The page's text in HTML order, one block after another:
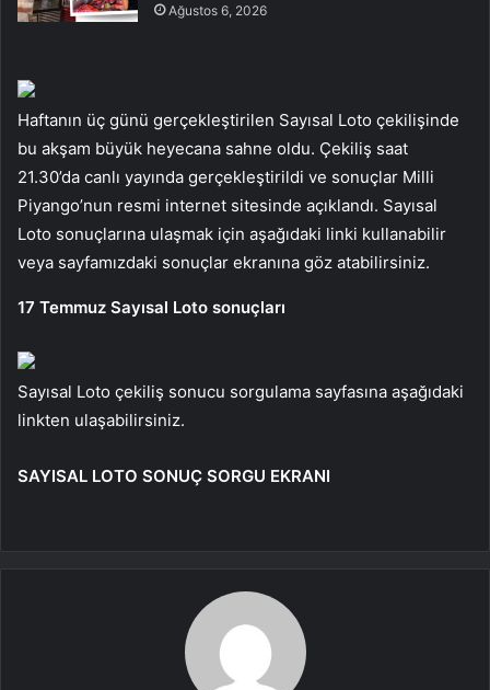
Ağustos 6, 2026
Haftanın üç günü gerçekleştirilen Sayısal Loto çekilişinde
bu akşam büyük heyecana sahne oldu. Çekiliş saat
21.30’da canlı yayında gerçekleştirildi ve sonuçlar Milli
Piyango’nun resmi internet sitesinde açıklandı. Sayısal
Loto sonuçlarına ulaşmak için aşağıdaki linki kullanabilir
veya sayfamızdaki sonuçlar ekranına göz atabilirsiniz.
17 Temmuz Sayısal Loto sonuçları
Sayısal Loto çekiliş sonucu sorgulama sayfasına aşağıdaki
linkten ulaşabilirsiniz.
SAYISAL LOTO SONUÇ SORGU EKRANI